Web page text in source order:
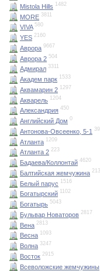
Mistola Hills 1482
MORE 3811
VIVA 580
YES 2160
Аврора 9667
Аврора 2 504
Адмирал 3311
Академ парк 1533
Аквамарин 2 1297
Акварель 1204
Александрия 450
Английский Дом 0
Антонова-Овсеенко, 5-1
Атланта 1209
Атланта 2 223
Бадаева/Коллонтай 4620
Балтийская жемчужина
Белый парус 1516
Богатырский 1102
Богатырь 5043
Бульвар Новаторов 2817
Вена 2813
Весна 1093
Волна 3247
Восток 2915
Всеволожские жемчужины